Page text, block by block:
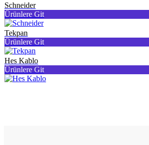
Schneider
Ürünlere Git
Tekpan
Ürünlere Git
Hes Kablo
Ürünlere Git